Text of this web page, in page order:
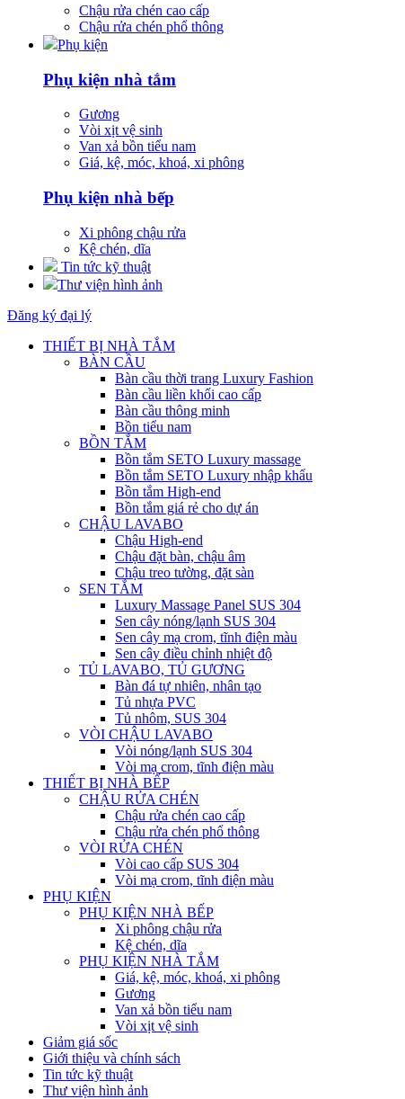
Chậu rửa chén cao cấp
Chậu rửa chén phổ thông
Phụ kiện
Phụ kiện nhà tắm
Gương
Vòi xịt vệ sinh
Van xả bồn tiểu nam
Giá, kệ, móc, khoá, xi phông
Phụ kiện nhà bếp
Xi phông chậu rửa
Kệ chén, dĩa
Tin tức kỹ thuật
Thư viện hình ảnh
Đăng ký đại lý
THIẾT BỊ NHÀ TẮM
BÀN CẦU
Bàn cầu thời trang Luxury Fashion
Bàn cầu liền khối cao cấp
Bàn cầu thông minh
Bồn tiểu nam
BỒN TẮM
Bồn tắm SETO Luxury massage
Bồn tắm SETO Luxury nhập khẩu
Bồn tắm High-end
Bồn tắm giá rẻ cho dự án
CHẬU LAVABO
Chậu High-end
Chậu đặt bàn, chậu âm
Chậu treo tường, đặt sàn
SEN TẮM
Luxury Massage Panel SUS 304
Sen cây nóng/lạnh SUS 304
Sen cây mạ crom, tĩnh điện màu
Sen cây điều chỉnh nhiệt độ
TỦ LAVABO, TỦ GƯƠNG
Bàn đá tự nhiên, nhân tạo
Tủ nhựa PVC
Tủ nhôm, SUS 304
VÒI CHẬU LAVABO
Vòi nóng/lạnh SUS 304
Vòi mạ crom, tĩnh điện màu
THIẾT BỊ NHÀ BẾP
CHẬU RỬA CHÉN
Chậu rửa chén cao cấp
Chậu rửa chén phổ thông
VÒI RỬA CHÉN
Vòi cao cấp SUS 304
Vòi mạ crom, tĩnh điện màu
PHỤ KIỆN
PHỤ KIỆN NHÀ BẾP
Xi phông chậu rửa
Kệ chén, dĩa
PHỤ KIỆN NHÀ TẮM
Giá, kệ, móc, khoá, xi phông
Gương
Van xả bồn tiểu nam
Vòi xịt vệ sinh
Giảm giá sốc
Giới thiệu và chính sách
Tin tức kỹ thuật
Thư viện hình ảnh